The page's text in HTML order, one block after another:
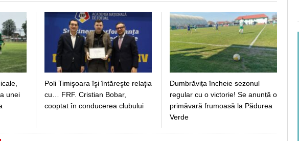
unei
Poli Timişoara îşi întăreşte relaţia
cu… FRF. Cristian Bobar,
cooptat în conducerea clubului
Dumbrăvița încheie sezonul
regular cu o victorie! Se anunță o
primăvară frumoasă la Pădurea
Verde